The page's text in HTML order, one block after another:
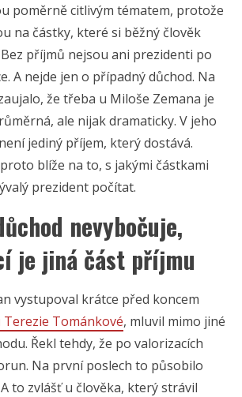
poměrně citlivým tématem, protože
na částky, které si běžný člověk
příjmů nejsou ani prezidenti po
A nejde jen o případný důchod. Na
že třeba u Miloše Zemana je
ale nijak dramaticky. V jeho
jediný příjem, který dostává.
blíže na to, s jakými částkami
prezident počítat.
nevybočuje,
je jiná část příjmu
vystupoval krátce před koncem
Terezie Tománkové, mluvil mimo jiné
Řekl tehdy, že po valorizacích
Na první poslech to působilo
to zvlášť u člověka, který strávil